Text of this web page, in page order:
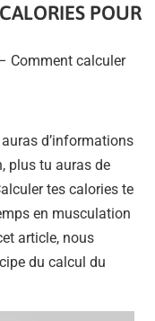
POUR
Comment calculer
d’informations
plus tu auras de
tes calories te
en musculation
article, nous
du calcul du